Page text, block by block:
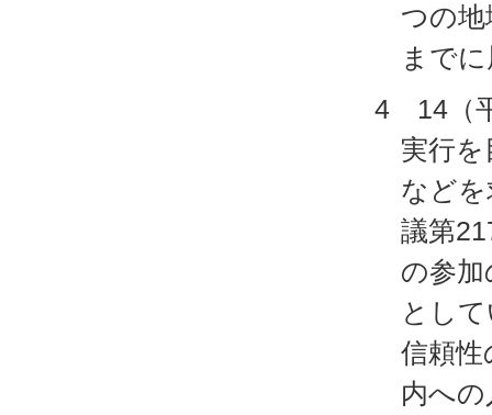
つの
まで
4 14（
実行
など
議第
の参
とし
信頼性
内へ